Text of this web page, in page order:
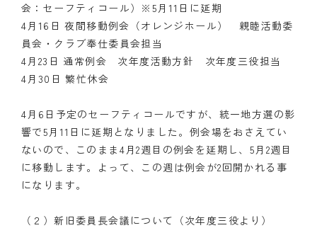
木曜会
組織図
クラブのあゆみ
クラブの歴史
歴代会長・幹事
記念誌
会：セーフティコール）※5月11日に延期
4月16日 夜間移動例会（オレンジホール） 親睦活動委
員会・クラブ奉仕委員会担当
4月23日 通常例会 次年度活動方針 次年度三役担当
4月30日 繁忙休会
4月6日予定のセーフティコールですが、統一地方選の影
響で5月11日に延期となりました。例会場をおさえてい
ないので、このまま4月2週目の例会を延期し、5月2週目
に移動します。よって、この週は例会が2回開かれる事
になります。
（２）新旧委員長会議について（次年度三役より）